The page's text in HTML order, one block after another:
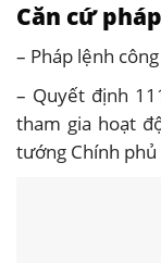
Căn cứ
– Pháp lệnh
– Quyết định
tham gia hoạt
tướng Chính phủ